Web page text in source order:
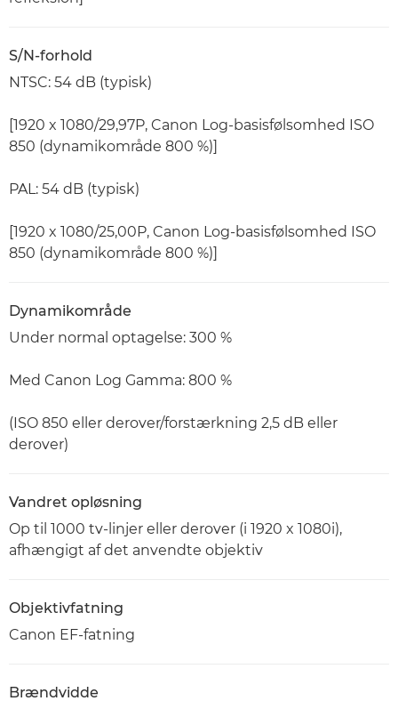
S/N-forhold
NTSC: 54 dB (typisk)
[1920 x 1080/29,97P, Canon Log-basisfølsomhed ISO
850 (dynamikområde 800 %)]
PAL: 54 dB (typisk)
[1920 x 1080/25,00P, Canon Log-basisfølsomhed ISO
850 (dynamikområde 800 %)]
Dynamikområde
Under normal optagelse: 300 %
Med Canon Log Gamma: 800 %
(ISO 850 eller derover/forstærkning 2,5 dB eller
derover)
Vandret opløsning
Op til 1000 tv-linjer eller derover (i 1920 x 1080i),
afhængigt af det anvendte objektiv
Objektivfatning
Canon EF-fatning
Brændvidde